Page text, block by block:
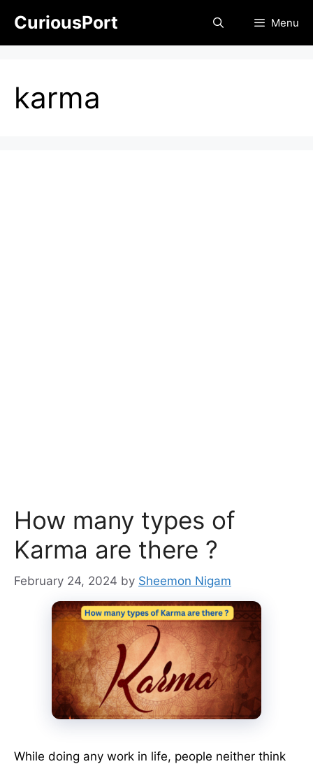
content
CuriousPort Menu
karma
How many types of
Karma are there ?
February 24, 2024 by Sheemon Nigam
While doing any work in life, people neither think